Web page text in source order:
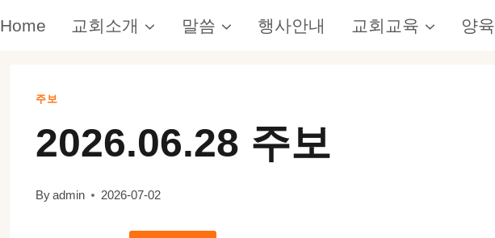
Home 교회소개 말씀 행사안내 교회교육 양육
주보
2026.06.28 주보
Byadmin 2026-07-02